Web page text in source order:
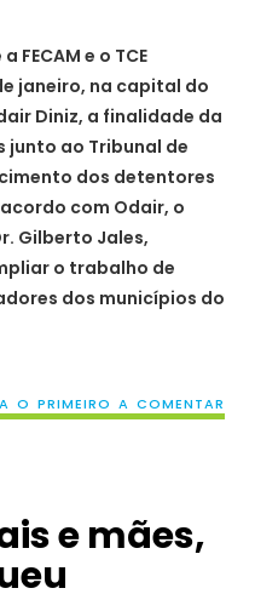
e o TCE
janeiro, na capital do
Diniz, a finalidade da
ao Tribunal de
dos detentores
com Odair, o
Gilberto Jales,
o trabalho de
dos municípios do
O PRIMEIRO A COMENTAR
e mães,